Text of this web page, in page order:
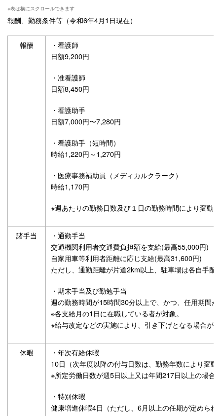
報酬、勤務条件等（令和6年4月1日現在）
報酬
・看護師
日額9,200円
・准看護師
日額8,450円
・看護助手
日額7,000円〜7,280円
・看護助手（短時間）
時給1,220円～1,270円
・医療事務補助員（メディカルクラーク）
時給1,170円
※週あたりの勤務日数及び１日の勤務時間により変動
諸手当
・通勤手当
交通機関利用者交通費負担額を支給(最高55,000円)
自家用車等利用者距離に応じ支給(最高31,600円)
ただし、通勤距離が片道2km以上、駐車場は各自手配
・期末手当及び勤勉手当
週の勤務時間が15時間30分以上で、かつ、任用期間
※各支給月の1日に在職している者が対象。
※給与改定などの実施により、引き下げとなる場合が
休暇
・年次有給休暇
10日（次年度以降の付与日数は、勤務年数により変
※所定労働日数が週5日以上又は年間217日以上の場合
・特別休暇
健康増進休暇4日（ただし、6月以上の任期が定めら